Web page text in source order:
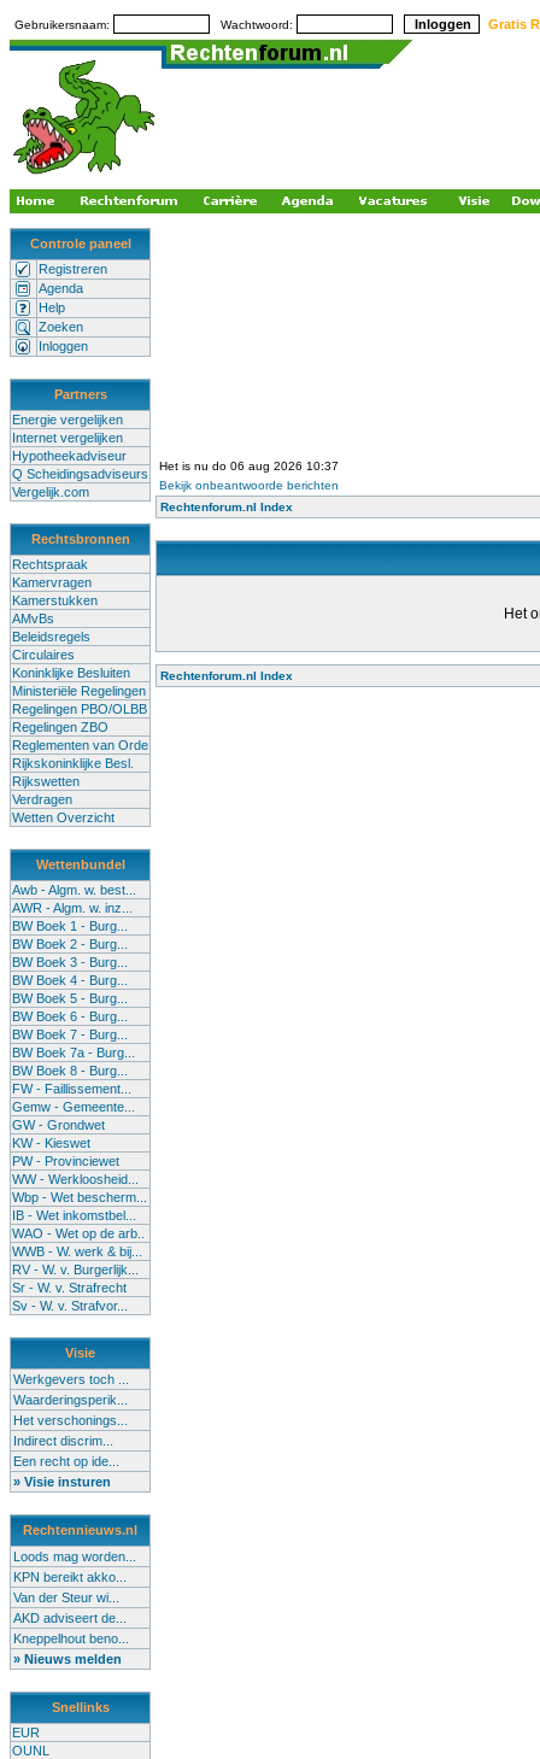
Gebruikersnaam: Wachtwoord: Gratis
Controle paneel
Registreren
Agenda
Help
Zoeken
Inloggen
Partners
Energie vergelijken
Internet vergelijken
Hypotheekadviseur
Q Scheidingsadviseurs
Vergelijk.com
Rechtsbronnen
Rechtspraak
Kamervragen
Kamerstukken
AMvBs
Beleidsregels
Circulaires
Koninklijke Besluiten
Ministeriële Regelingen
Regelingen PBO/OLBB
Regelingen ZBO
Reglementen van Orde
Rijkskoninklijke Besl.
Rijkswetten
Verdragen
Wetten Overzicht
Wettenbundel
Awb - Algm. w. best...
AWR - Algm. w. inz...
BW Boek 1 - Burg...
BW Boek 2 - Burg...
BW Boek 3 - Burg...
BW Boek 4 - Burg...
BW Boek 5 - Burg...
BW Boek 6 - Burg...
BW Boek 7 - Burg...
BW Boek 7a - Burg...
BW Boek 8 - Burg...
FW - Faillissement...
Gemw - Gemeente...
GW - Grondwet
KW - Kieswet
PW - Provinciewet
WW - Werkloosheid...
Wbp - Wet bescherm...
IB - Wet inkomstbel...
WAO - Wet op de arb..
WWB - W. werk & bij...
RV - W. v. Burgerlijk...
Sr - W. v. Strafrecht
Sv - W. v. Strafvor...
Visie
Werkgevers toch ...
Waarderingsperik...
Het verschonings...
Indirect discrim...
Een recht op ide...
» Visie insturen
Rechtennieuws.nl
Loods mag worden...
KPN bereikt akko...
Van der Steur wi...
AKD adviseert de...
Kneppelhout beno...
» Nieuws melden
Snellinks
EUR
OUNL
Het is nu do 06 aug 2026 10:37
Bekijk onbeantwoorde berichten
Rechtenforum.nl Index
Het
Rechtenforum.nl Index